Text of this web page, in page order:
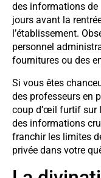
des informations de
jours avant la
l’établissement.
personnel
fournitures ou des
Si vous êtes
des professeurs en
coup d’œil furtif sur
des informations
franchir les limites
privée dans votre